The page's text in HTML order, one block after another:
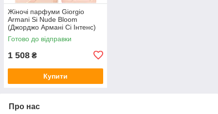
Жіночі парфуми Giorgio
Armani Si Nude Bloom
(Джорджо Армані Сі Інтенс)
Парфумована вода 100 ml/
мл
Готово до відправки
1 508 ₴
Купити
Про нас